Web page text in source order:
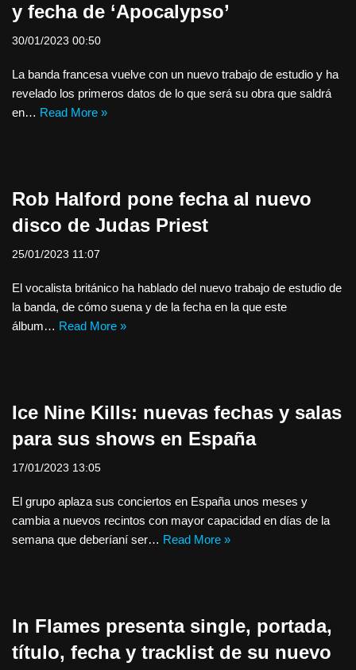
y fecha de ‘Apocalypso’
30/01/2023 00:50
La banda francesa vuelve con un nuevo trabajo de estudio y ha
revelado los primeros datos de lo que será su obra que saldrá
en… Read More »
Rob Halford pone fecha al nuevo
disco de Judas Priest
25/01/2023 11:07
El vocalista británico ha hablado del nuevo trabajo de estudio de
la banda, de cómo suena y de la fecha en la que este
álbum… Read More »
Ice Nine Kills: nuevas fechas y salas
para sus shows en España
17/01/2023 13:05
El grupo aplaza sus conciertos en España unos meses y
cambia a nuevos recintos con mayor capacidad en días de la
semana que deberíaní ser… Read More »
In Flames presenta single, portada,
título, fecha y tracklist de su nuevo